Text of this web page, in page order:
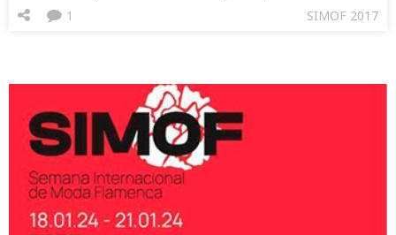
SIMOF 2017
1